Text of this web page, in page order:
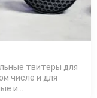
твитеры для
числе и для
и